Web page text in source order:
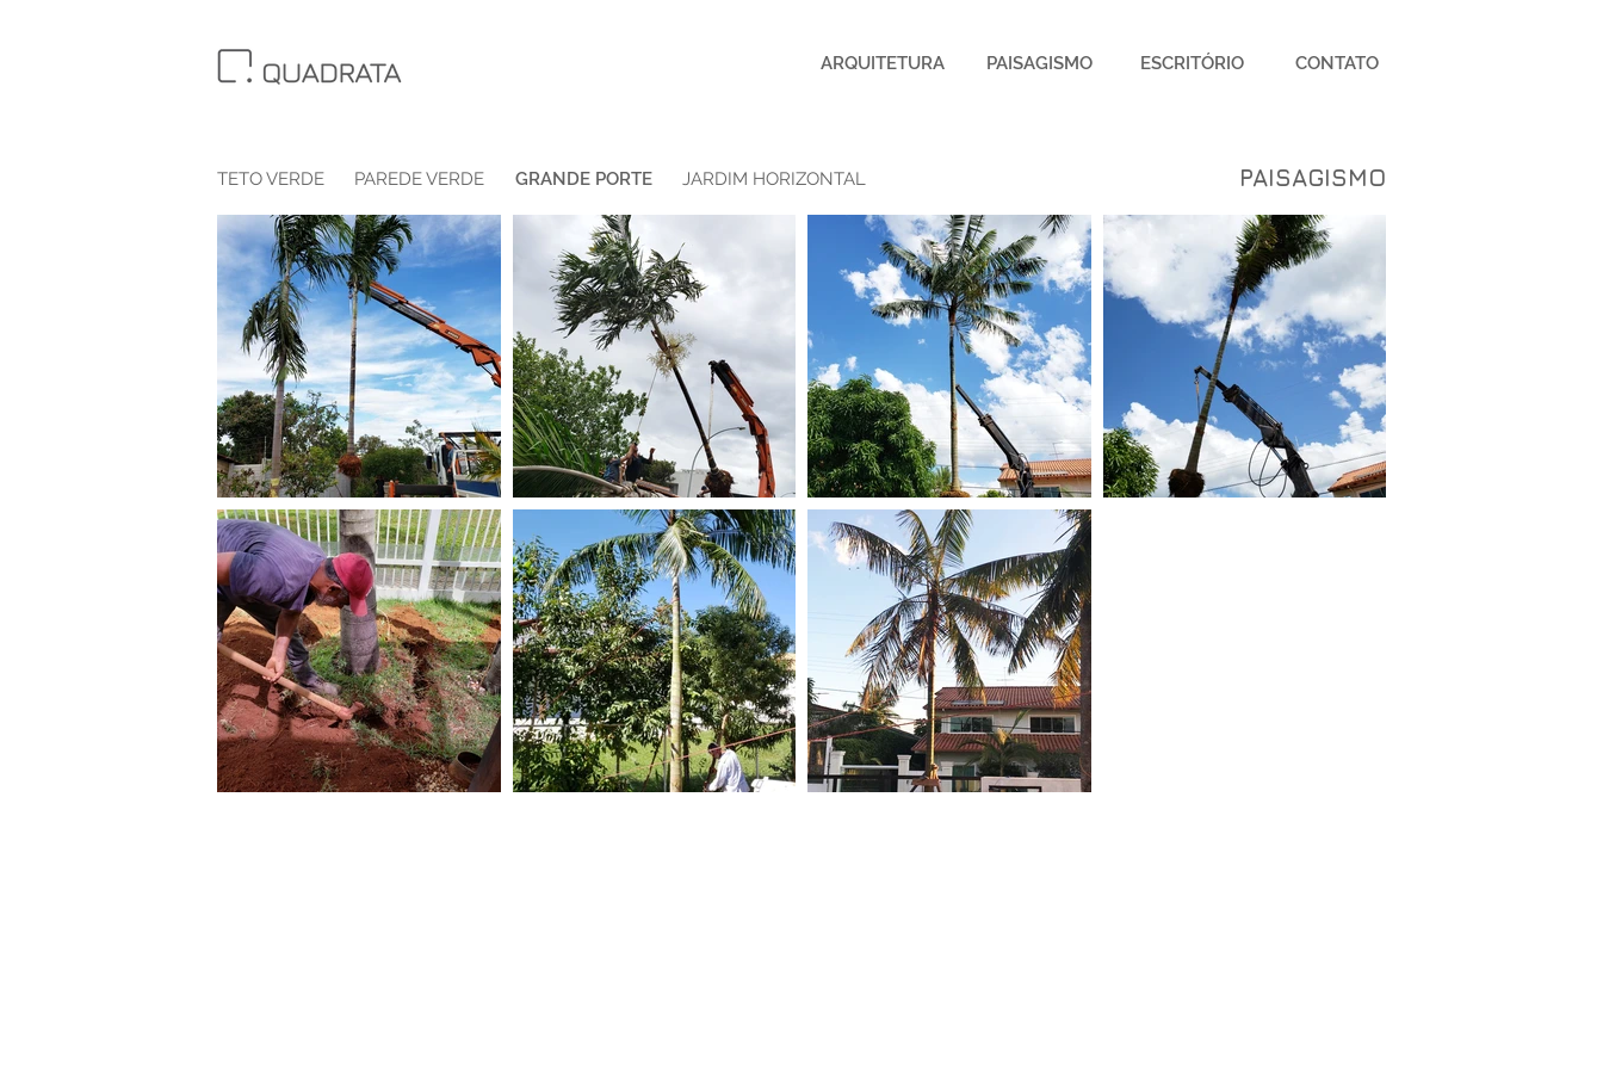
ARQUITETURA PAISAGISMO ESCRITÓRIO CONTATO
TETO VERDE PAREDE VERDE GRANDE PORTE JARDIM HORIZONTAL PAISAGISMO